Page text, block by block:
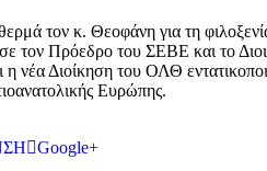
τον κ. Θεοφάνη για τη
Πρόεδρο του ΣΕΒΕ και το
νέα Διοίκηση του ΟΛΘ
Ευρώπης.
Google+